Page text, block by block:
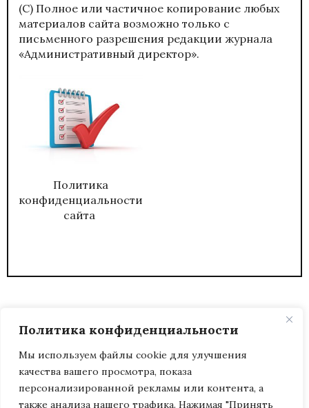
Политика конфиденциальности
Мы используем файлы cookie для улучшения
качества вашего просмотра, показа
персонализированной рекламы или контента, а
также анализа нашего трафика. Нажимая "Принять
(С) Полное или частичное копирование любых
материалов сайта возможно только с
письменного разрешения редакции журнала
«Административный директор».
Политика
конфиденциальности
сайта
ДИРЕКТОР.